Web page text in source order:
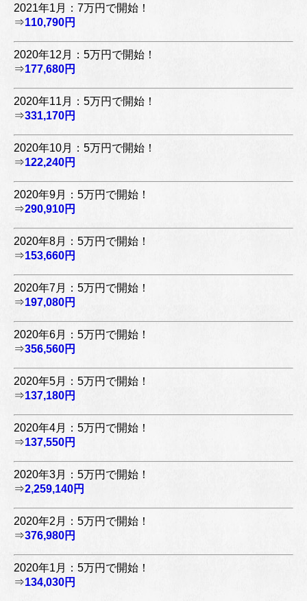
2021年1月：7万円で開始！
⇒110,790円
2020年12月：5万円で開始！
⇒177,680円
2020年11月：5万円で開始！
⇒331,170円
2020年10月：5万円で開始！
⇒122,240円
2020年9月：5万円で開始！
⇒290,910円
2020年8月：5万円で開始！
⇒153,660円
2020年7月：5万円で開始！
⇒197,080円
2020年6月：5万円で開始！
⇒356,560円
2020年5月：5万円で開始！
⇒137,180円
2020年4月：5万円で開始！
⇒137,550円
2020年3月：5万円で開始！
⇒2,259,140円
2020年2月：5万円で開始！
⇒376,980円
2020年1月：5万円で開始！
⇒134,030円